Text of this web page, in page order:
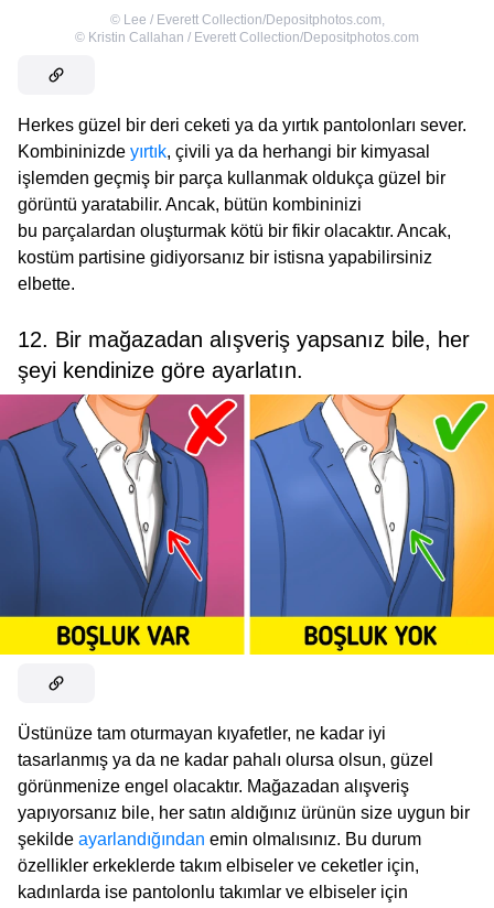
© Lee / Everett Collection/Depositphotos.com,
© Kristin Callahan / Everett Collection/Depositphotos.com
Herkes güzel bir deri ceketi ya da yırtık pantolonları sever.
Kombininizde yırtık, çivili ya da herhangi bir kimyasal
işlemden geçmiş bir parça kullanmak oldukça güzel bir
görüntü yaratabilir. Ancak, bütün kombininizi
bu parçalardan oluşturmak kötü bir fikir olacaktır. Ancak,
kostüm partisine gidiyorsanız bir istisna yapabilirsiniz
elbette.
12. Bir mağazadan alışveriş yapsanız bile, her
şeyi kendinize göre ayarlatın.
Üstünüze tam oturmayan kıyafetler, ne kadar iyi
tasarlanmış ya da ne kadar pahalı olursa olsun, güzel
görünmenize engel olacaktır. Mağazadan alışveriş
yapıyorsanız bile, her satın aldığınız ürünün size uygun bir
şekilde ayarlandığından emin olmalısınız. Bu durum
özellikler erkeklerde takım elbiseler ve ceketler için,
kadınlarda ise pantolonlu takımlar ve elbiseler için